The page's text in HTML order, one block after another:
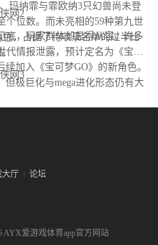
玛纳霏与霏欧纳3只幻兽尚未登
个位数。而未亮相的59种第九世
，占据了待收录名单的过半比
，玩家群体却显得从容。许多
情报泄露，预计定名为《宝可
加入《宝可梦GO》的新角色。
极巨化与mega进化形态仍有大
大厅 论坛
AYX爱游戏体育app官方网站